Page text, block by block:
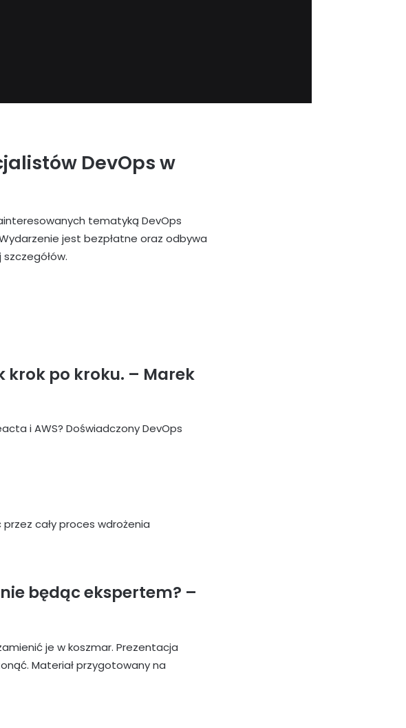
DevOps w
tematyką DevOps
jest bezpłatne oraz odbywa
krok po kroku. – Marek
i AWS? Doświadczony DevOps
cały proces wdrożenia
będąc ekspertem? –
je w koszmar. Prezentacja
Materiał przygotowany na